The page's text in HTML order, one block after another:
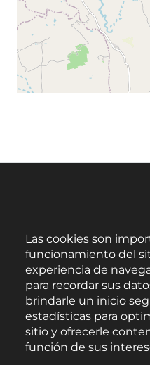
Las cookies son
funcionamiento del
experiencia de
para recordar sus
brindarle un inicio
estadísticas para
sitio y ofrecerle
función de sus